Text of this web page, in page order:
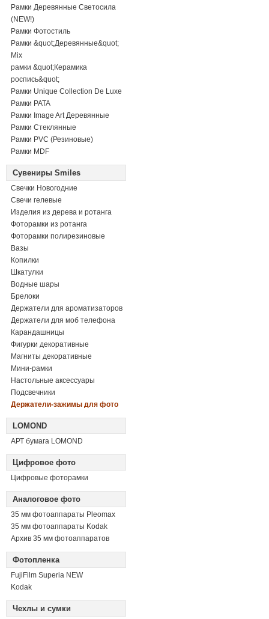
Рамки Деревянные Светосила
(NEW!)
Рамки Фотостиль
Рамки &quot;Деревянные&quot;
Mix
рамки &quot;Керамика
роспись&quot;
Рамки Unique Collection De Luxe
Рамки PATA
Рамки Image Art Деревянные
Рамки Стеклянные
Рамки PVC (Резиновые)
Рамки MDF
Сувениры Smiles
Свечки Новогодние
Свечи гелевые
Изделия из дерева и ротанга
Фоторамки из ротанга
Фоторамки полирезиновые
Вазы
Копилки
Шкатулки
Водные шары
Брелоки
Держатели для ароматизаторов
Держатели для моб телефона
Карандашницы
Фигурки декоративные
Магниты декоративные
Мини-рамки
Настольные аксессуары
Подсвечники
Держатели-зажимы для фото
LOMOND
АРТ бумага LOMOND
Цифровое фото
Цифровые фоторамки
Аналоговое фото
35 мм фотоаппараты Pleomax
35 мм фотоаппараты Kodak
Архив 35 мм фотоаппаратов
Фотопленка
FujiFilm Superia NEW
Kodak
Чехлы и сумки